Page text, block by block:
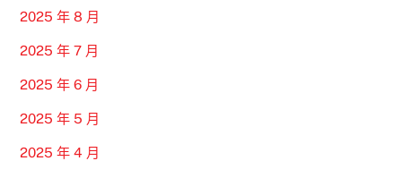
2025 年 8 月
2025 年 7 月
2025 年 6 月
2025 年 5 月
2025 年 4 月